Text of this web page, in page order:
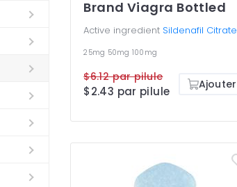
Brand Viagra Bottled
Active ingredient Sildenafil Citrate
25mg 50mg 100mg
$6.12 par pilule
$2.43 par pilule Ajouter